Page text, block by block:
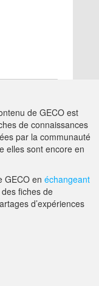
AIDE
CONTACTER
de GECO est
de connaissances
par la communauté
elles sont encore en
GECO en échangeant
des fiches de
d’expériences